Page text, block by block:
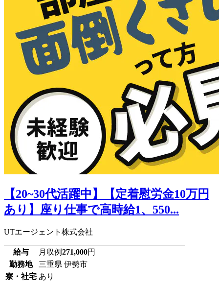
【20~30代活躍中】【定着慰労金10万円
あり】座り仕事で高時給1、550...
UTエージェント株式会社
給与 月収例271,000円
勤務地
三重県 伊勢市
寮・社宅 あり